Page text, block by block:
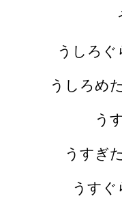
うしろ
うしろめ
う
うすぎ
うす